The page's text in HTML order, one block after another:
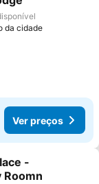
favoritos
da cidade
Ver preços
favoritos
-
Roomn